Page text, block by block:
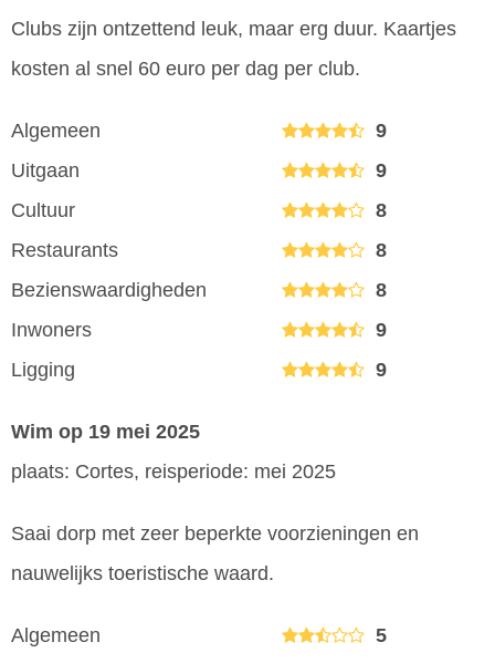
Clubs zijn ontzettend leuk, maar erg duur. Kaartjes
kosten al snel 60 euro per dag per club.
Algemeen
9
Uitgaan
9
Cultuur
8
Restaurants
8
Bezienswaardigheden
8
Inwoners
9
Ligging
9
Wim op 19 mei 2025
plaats: Cortes, reisperiode: mei 2025
Saai dorp met zeer beperkte voorzieningen en
nauwelijks toeristische waard.
Algemeen
5